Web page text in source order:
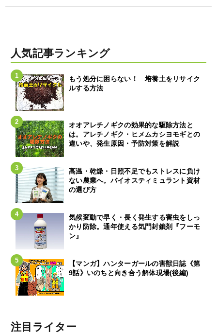
人気記事ランキング
もう処分に困らない！ 培養土をリサイク
ルする方法
オオアレチノギクの効果的な駆除方法と
は。アレチノギク・ヒメムカシヨモギとの
違いや、発生原因・予防対策を解説
高温・乾燥・日照不足でもストレスに負け
ない農業へ。バイオスティミュラント資材
の選び方
気候変動で早く・長く発生する害虫をしっ
かり防除。通年使える気門封鎖剤『フーモ
ン』
【マンガ】ハンターガールの害獣日誌《第
9話》いのちと向き合う解体現場(後編)
注目ライター